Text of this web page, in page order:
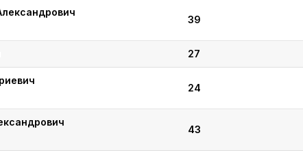
39
27
24
43